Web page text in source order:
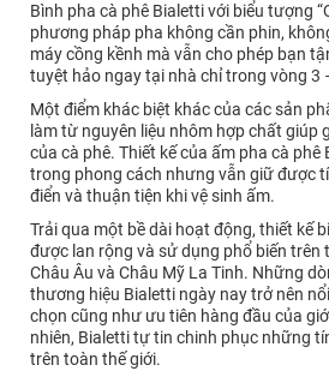
Bình pha cà phê Bialetti với biểu tượng
phương pháp pha không cần phin,
máy cồng kềnh mà vẫn cho phép bạn
tuyệt hảo ngay tại nhà chỉ trong vòng 3
Một điểm khác biệt khác của các sản
làm từ nguyên liệu nhôm hợp chất giúp
của cà phê. Thiết kế của ấm pha cà
trong phong cách nhưng vẫn giữ được
điển và thuận tiện khi vệ sinh ấm.
Trải qua một bề dài hoạt động, thiết kế
được lan rộng và sử dụng phổ biến trên
Châu Âu và Châu Mỹ La Tinh. Những
thương hiệu Bialetti ngày nay trở nên
chọn cũng như ưu tiên hàng đầu của
nhiên, Bialetti tự tin chinh phục những
trên toàn thế giới.